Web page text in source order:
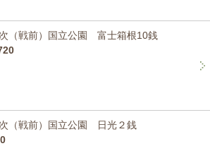
（戦前）国立公園 富士箱根10銭
（戦前）国立公園 日光２銭